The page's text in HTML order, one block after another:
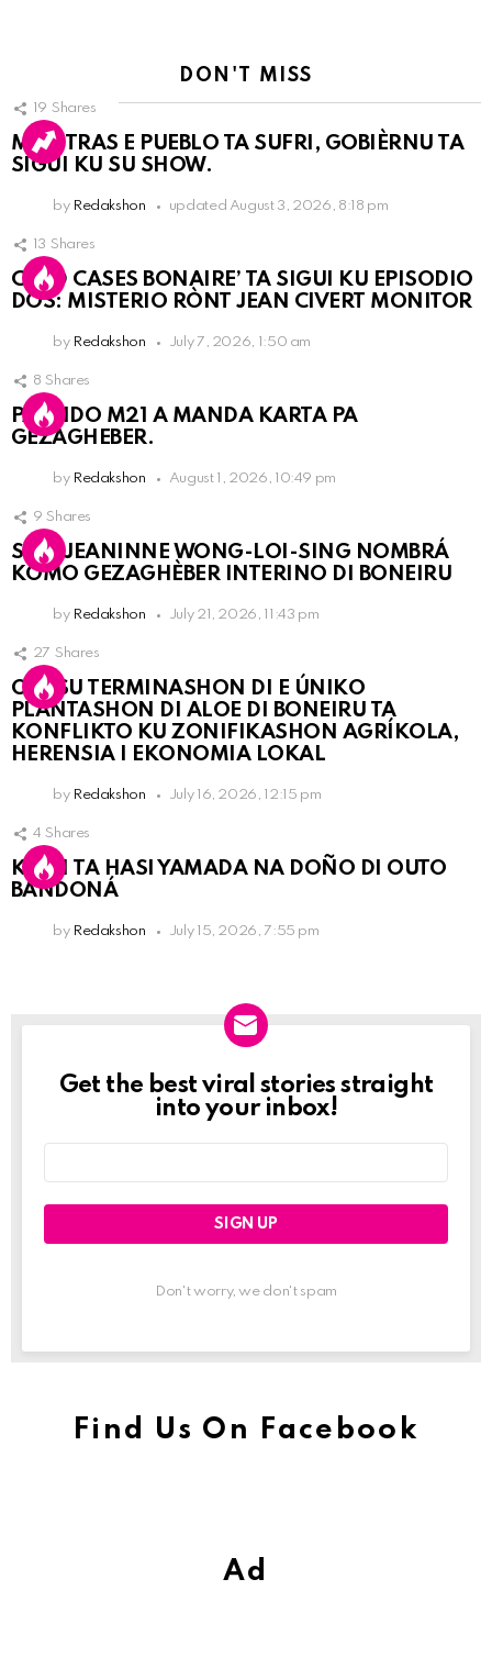
DON'T MISS
19 Shares
MIENTRAS E PUEBLO TA SUFRI, GOBIÈRNU TA
SIGUI KU SU SHOW.
by Redakshon updated August 3, 2026, 8:18 pm
13 Shares
COLD CASES BONAIRE’ TA SIGUI KU EPISODIO
DOS: MISTERIO RÒNT JEAN CIVERT MONITOR
by Redakshon July 7, 2026, 1:50 am
8 Shares
PARTIDO M21 A MANDA KARTA PA
GEZAGHEBER.
by Redakshon August 1, 2026, 10:49 pm
9 Shares
SRA. JEANINNE WONG-LOI-SING NOMBRÁ
KOMO GEZAGHÈBER INTERINO DI BONEIRU
by Redakshon July 21, 2026, 11:43 pm
27 Shares
OLB SU TERMINASHON DI E ÚNIKO
PLANTASHON DI ALOE DI BONEIRU TA
KONFLIKTO KU ZONIFIKASHON AGRÍKOLA,
HERENSIA I EKONOMIA LOKAL
by Redakshon July 16, 2026, 12:15 pm
4 Shares
KPCN TA HASI YAMADA NA DOÑO DI OUTO
BANDONÁ
by Redakshon July 15, 2026, 7:55 pm
Newslett
Get the best viral stories straight
into your inbox!
Don't worry, we don't spam
Find Us On Facebook
Ad